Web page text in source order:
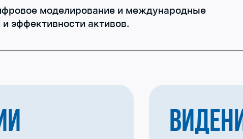
моделирование и международные
эффективности активов.